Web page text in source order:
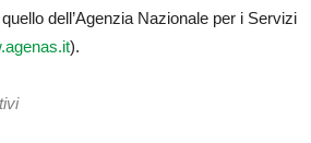
dell’Agenzia Nazionale per i Servizi
).